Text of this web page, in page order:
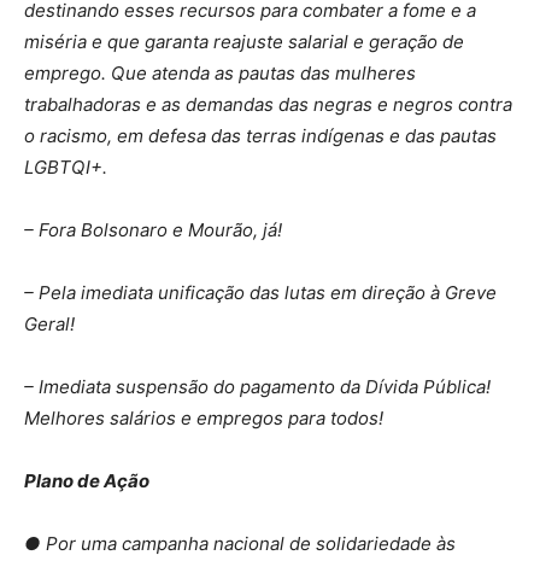
destinando esses recursos para combater a fome e a
miséria e que garanta reajuste salarial e geração de
emprego. Que atenda as pautas das mulheres
trabalhadoras e as demandas das negras e negros contra
o racismo, em defesa das terras indígenas e das pautas
LGBTQI+.
– Fora Bolsonaro e Mourão, já!
– Pela imediata unificação das lutas em direção à Greve
Geral!
– Imediata suspensão do pagamento da Dívida Pública!
Melhores salários e empregos para todos!
Plano de Ação
● Por uma campanha nacional de solidariedade às